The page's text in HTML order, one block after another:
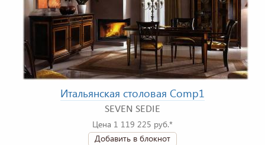
Итальянская столовая Comp1
SEVEN SEDIE
Цена 1 119 225 руб.*
Добавить в блокнот